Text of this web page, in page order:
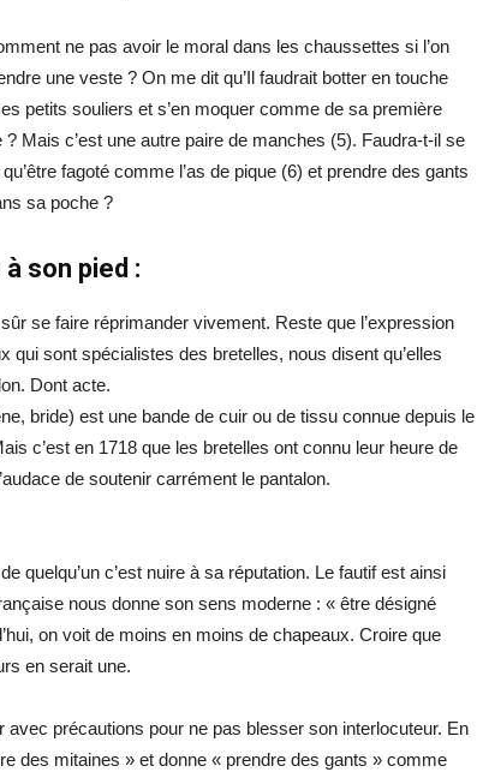
ne pas avoir le moral dans les chaussettes si l’on
une veste ? On me dit qu’Il faudrait botter en touche
petits souliers et s’en moquer comme de sa première
Mais c’est une autre paire de manches (5). Faudra-t-il se
fagoté comme l’as de pique (6) et prendre des gants
sa poche ?
son pied :
se faire réprimander vivement. Reste que l’expression
sont spécialistes des bretelles, nous disent qu’elles
Dont acte.
bride) est une bande de cuir ou de tissu connue depuis le
c’est en 1718 que les bretelles ont connu leur heure de
de soutenir carrément le pantalon.
quelqu’un c’est nuire à sa réputation. Le fautif est ainsi
nous donne son sens moderne : « être désigné
on voit de moins en moins de chapeaux. Croire que
en serait une.
avec précautions pour ne pas blesser son interlocuteur. En
des mitaines » et donne « prendre des gants » comme